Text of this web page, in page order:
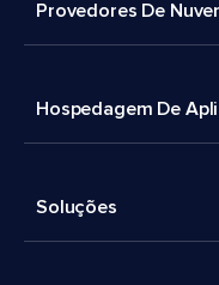
Provedores De
Hospedagem De
Soluções